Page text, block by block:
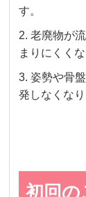
す。
2. 老廃物が
まりにくくな
3.姿勢や骨
発しなくなり
初回の